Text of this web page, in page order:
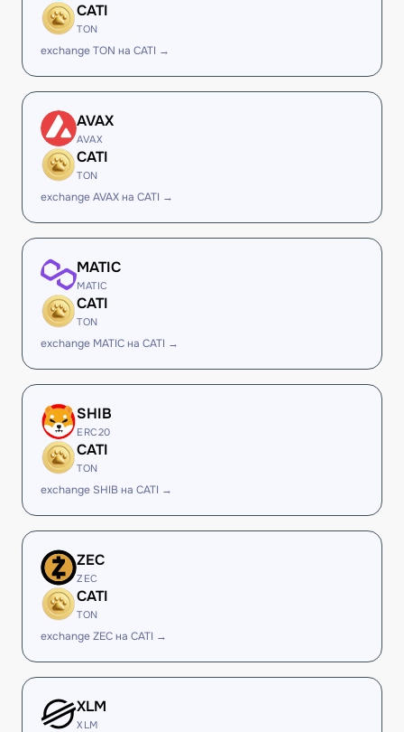
CATI
TON
exchange TON на CATI →
AVAX
AVAX
CATI
TON
exchange AVAX на CATI →
MATIC
MATIC
CATI
TON
exchange MATIC на CATI →
SHIB
ERC20
CATI
TON
exchange SHIB на CATI →
ZEC
ZEC
CATI
TON
exchange ZEC на CATI →
XLM
XLM